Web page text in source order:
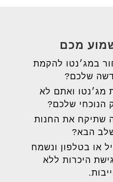
מכם
במג׳נטו להקמת
שלכם?
מג׳נטו ואתם לא
הנוכחי שלכם?
שתיקח את החנות
הבא?
או בטלפון ונשמח
היכרות ללא